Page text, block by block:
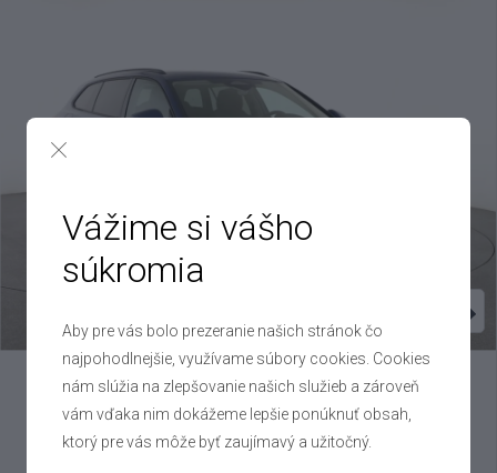
ŠkodaSuperb
2.0 TDI 4x4 , 2024
Vážime si vášho
súkromia
Aby pre vás bolo prezeranie našich stránok čo
najpohodlnejšie, využívame súbory cookies. Cookies
nám slúžia na zlepšovanie našich služieb a zároveň
vám vďaka nim dokážeme lepšie ponúknuť obsah,
ktorý pre vás môže byť zaujímavý a užitočný.